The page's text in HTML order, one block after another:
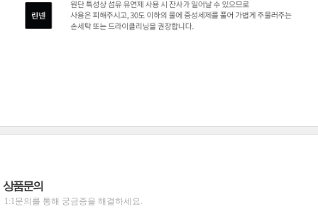
상품문의
1:1문의를 통해 궁금증을 해결하세요.